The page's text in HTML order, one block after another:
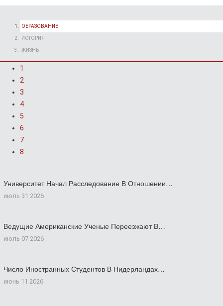
ОБРАЗОВАНИЕ
ИСТОРИЯ
ЖИЗНЬ
1
2
3
4
5
6
7
8
Университет Начал Расследование В Отношении…
июль 31 2026
Ведущие Американские Ученые Переезжают В…
июль 07 2026
Число Иностранных Студентов В Нидерландах…
июнь 11 2026